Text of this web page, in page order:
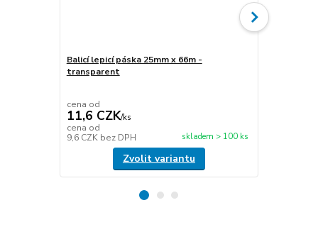
Balicí lepicí páska 25mm x 66m -
transparent
cena od
11,6 CZK/ks
cena od
9,6 CZK bez DPH skladem > 100 ks
Zvolit variantu